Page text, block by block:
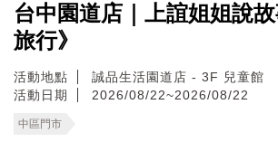
台中園道店｜上誼姐姐說
旅行》
活動地點
誠品生活園道店 - 3F 兒童館
活動日期
2026/08/22~2026/08/22
中區門市